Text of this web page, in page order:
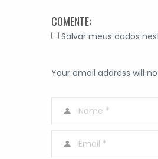
COMENTE:
Salvar meus dados
Your email address will